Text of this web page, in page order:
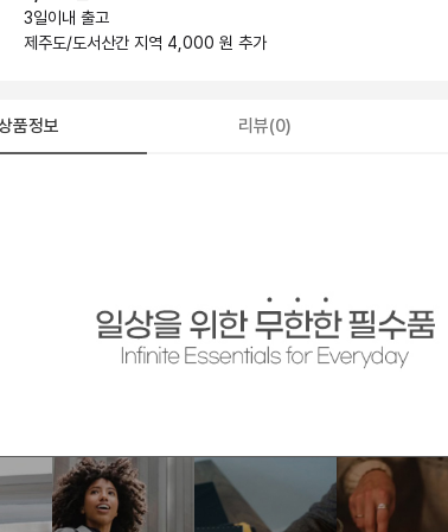
3일이내 출고
제주도/도서산간 지역 4,000 원 추가
품정보 리뷰(0)